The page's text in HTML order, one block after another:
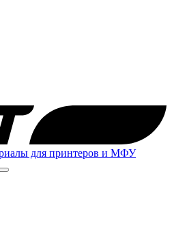
для принтеров и МФУ